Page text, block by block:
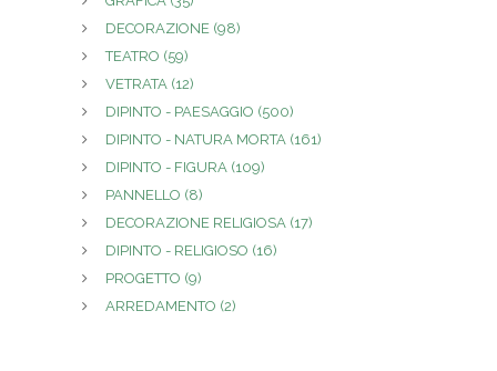
DECORAZIONE (98)
TEATRO (59)
VETRATA (12)
DIPINTO - PAESAGGIO (500)
DIPINTO - NATURA MORTA (161)
DIPINTO - FIGURA (109)
PANNELLO (8)
DECORAZIONE RELIGIOSA (17)
DIPINTO - RELIGIOSO (16)
PROGETTO (9)
ARREDAMENTO (2)